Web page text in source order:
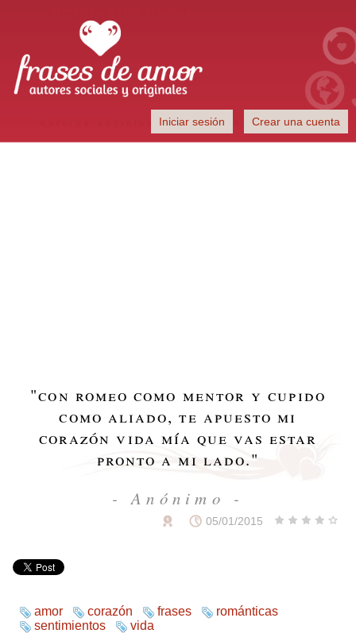
Autores sociales y originales
Iniciar sesión Crear una cuenta
"con romeo como mentor y cupido
como aliado, te apuesto mi
corazón vida mía que vas estar
pronto a mi lado."
- Anónimo -
05/01/2015
amor corazón frases
románticas
sentimientos
vida